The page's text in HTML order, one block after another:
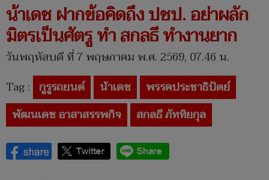
น้าเดช ฝากข้อคิดถึง ปชป. อย่าผลัก
มิตรเป็นศัตรู ทำ สกลธี ทำงานยาก
วันพฤหัสบดี ที่ 7 พฤษภาคม พ.ศ. 2569, 07.46 น.
Tag : กูรูรถยนต์ น้าเดช
พรรคประชาธิปัตย์
พัฒนเดช อาสาสรรพกิจ
สกลธี ภัททิยกุล